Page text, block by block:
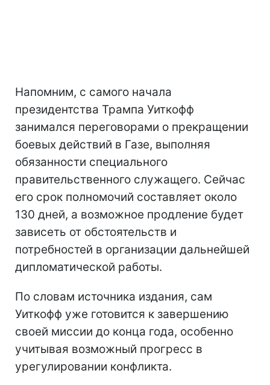
Напомним, с самого начала
президентства Трампа Уиткофф
занимался переговорами о прекращении
боевых действий в Газе, выполняя
обязанности специального
правительственного служащего. Сейчас
его срок полномочий составляет около
130 дней, а возможное продление будет
зависеть от обстоятельств и
потребностей в организации дальнейшей
дипломатической работы.
По словам источника издания, сам
Уиткофф уже готовится к завершению
своей миссии до конца года, особенно
учитывая возможный прогресс в
урегулировании конфликта.